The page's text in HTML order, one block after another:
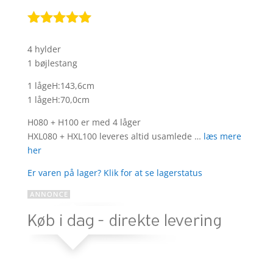
som
af 5
baseret på
kundebedøm
melser
4 hylder
1 bøjlestang
1 lågeH:143,6cm
1 lågeH:70,0cm
H080 + H100 er med 4 låger
HXL080 + HXL100 leveres altid usamlede … læs mere
her
Er varen på lager? Klik for at se lagerstatus